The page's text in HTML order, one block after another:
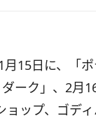
月15日に、「
ーク」、2月
ョップ、ゴデ